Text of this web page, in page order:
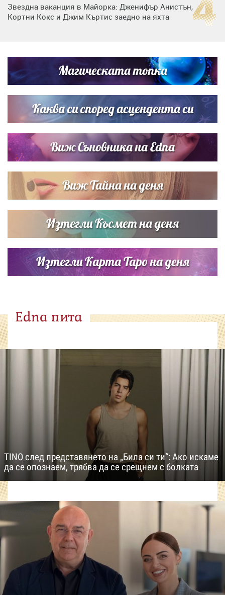
Звездна ваканция в Майорка: Дженифър Анистън,
Кортни Кокс и Джим Къртис заедно на яхта
Братя Аргирови я изненадаха с песен
Дъщерята на Гала - Мари отплава с любимия и двете
си деца на семейна морска приказка
Магическата топка
Каква си според асцендента си
Виж Съновника на Edna
Виж Тайна на деня
Изтегли Късмет на деня
Изтегли Карта Таро на деня
Edna пита
TINO след представянето на „Била си ти“: Ако искаме
да се опознаем, трябва да се срещнем с болката